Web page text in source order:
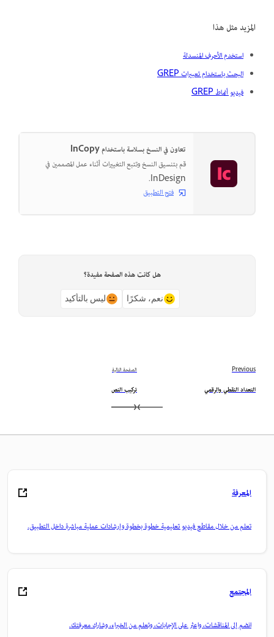
المزيد مثل هذا
استخدم الأحرف المنسدلة
البحث باستخدام تعبيرات GREP
فيديو أنماط GREP
تعاون في النسخ بسلاسة باستخدام InCopy
قم بتنسيق النسخ وتتبع التغييرات أثناء عمل المصممين في
InDesign.
فتح التطبيق
هل كانت هذه الصفحة مفيدة؟
نعم، شكرًا ليس بالتأكيد
Previous
التعداد النقطي والرقمي
الصفحة التالية
تركيب النص
المعرفة
تعلم من خلال مقاطع فيديو تعليمية خطوة بخطوة وإرشادات عملية مباشرة داخل التطبيق.
المجتمع
انضم إلى المناقشات، واعثر على الإجابات، وتعلم من الخبراء، وشارك معرفتك.